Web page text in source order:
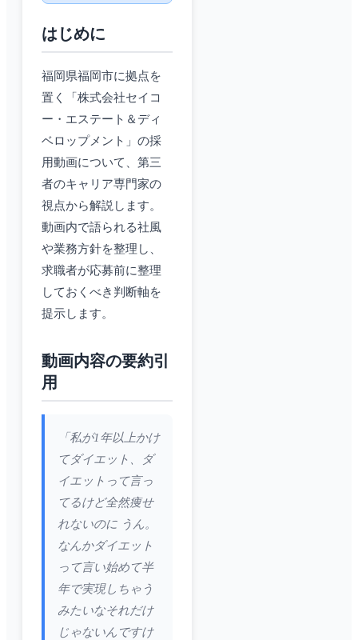
はじめに
福岡県福岡市に拠点を
置く「株式会社セイコ
ー・エステート＆ディ
ベロップメント」の採
用動画について、第三
者のキャリア専門家の
視点から解説します。
動画内で語られる社風
や業務方針を整理し、
求職者が応募前に整理
しておくべき判断軸を
提示します。
動画内容の要約引
用
「私が1年以上かけ
てダイエット、ダ
イエットって言っ
てるけど全然痩せ
れないのに うん。
なんかダイエット
って言い始めて半
年で実現しちゃう
みたいなそれだけ
じゃないんですけ